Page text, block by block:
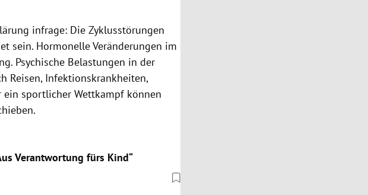
infrage: Die Zyklusstörungen
sein. Hormonelle Veränderungen im
Psychische Belastungen in der
Reisen, Infektionskrankheiten,
sportlicher Wettkampf können
Verantwortung fürs Kind“